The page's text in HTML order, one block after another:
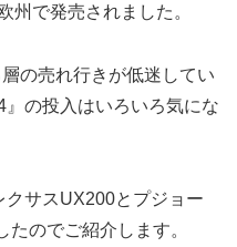
州で発売されました。
の売れ行きが低迷してい
の投入はいろいろ気にな
サスUX200とプジョー
のでご紹介します。